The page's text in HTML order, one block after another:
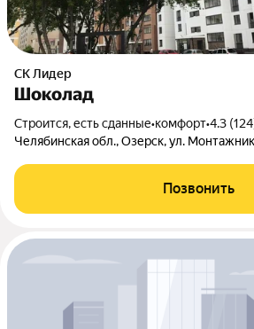
СК Лидер
Шоколад
Строится, есть сданные•комфорт•4.3
Челябинская обл., Озерск, ул.
Позвонить